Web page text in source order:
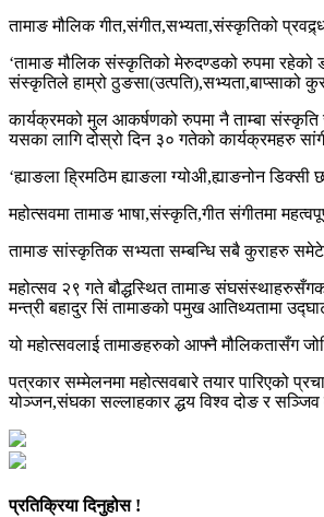
तामाङ मौलिक गीत,संगीत,सभ्यता,संस्कृतिको
‘तामाङ मौलिक संस्कृतिको मेरुदण्डको रुपमा रहेको
संस्कृतिले हाम्रो ठुङसा(उत्पति),सभ्यता,बाप्साको
कार्यक्रमको मुल आकर्षणको रुपमा नै ताम्बा संस्कृति
यसका लागि दोस्रो दिन ३० गतेको कार्यक्रमहरु
‘ह्याङला ह्रिमठिम ह्याङला ग्योअी,ह्याङनोन
महोत्सवमा तामाङ भाषा,संस्कृति,गीत संगीतमा
तामाङ सांस्कृतिक सभ्यता सम्बन्धि सबै कुराहरु
महोत्सव २९ गते बौद्धस्थित तामाङ
मन्त्री बहादुर सिं तामाङको पमुख आतिथ्यतामा
यो महोत्सवलाई तामाङहरुको आफ्नै मौलिकतासँग
पत्रकार सम्मेलनमा महोत्सवबारे तयार पारिएको
योञ्जन,संघका सल्लाहकार द्धय विश्व दोङ र सञ्जिव
प्रतिक्रिया दिनुहोस !